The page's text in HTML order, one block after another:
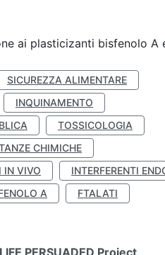
ai plasticizanti bisfenolo A
SICUREZZA ALIMENTARE
INQUINAMENTO
TOSSICOLOGIA
CHIMICHE
IN VIVO
INTERFERENTI
A
FTALATI
PERSUADED Project